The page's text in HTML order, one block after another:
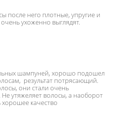
после него плотные, упругие и
ухоженно выглядят.
шампуней, хорошо подошел
результат потрясающий.
они стали очень
утяжеляет волосы, а наоборот
качество